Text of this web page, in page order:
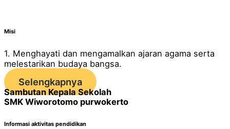
Misi
1. Menghayati dan mengamalkan ajaran agama serta
melestarikan budaya bangsa.
Selengkapnya
Sambutan Kepala Sekolah
SMK Wiworotomo purwokerto
Informasi aktivitas pendidikan